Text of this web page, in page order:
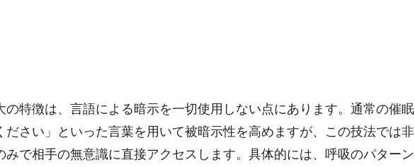
の特徴は、言語による暗示を一切使用しない点にあります。通常の催眠
ださい」といった言葉を用いて被暗示性を高めますが、この技法では非
みで相手の無意識に直接アクセスします。具体的には、呼吸のパターン